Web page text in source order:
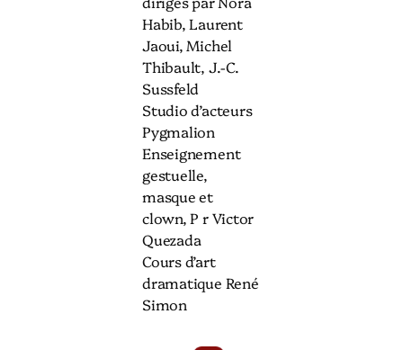
Habib, Laurent
Jaoui, Michel
Thibault, J.-C.
Sussfeld
Studio d’acteurs
Pygmalion
Enseignement
gestuelle,
masque et
clown, P r Victor
Quezada
Cours d’art
dramatique René
Simon